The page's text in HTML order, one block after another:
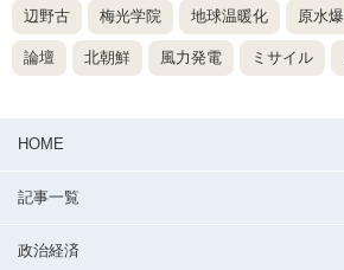
辺野古 梅光学院 地球温暖化 原水爆
論壇 北朝鮮 風力発電 ミサイル
HOME
記事一覧
政治経済